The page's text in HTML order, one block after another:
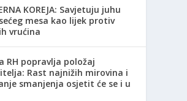
KOREJA: Savjetuju juhu
mesa kao lijek protiv
vrućina
RH popravlja položaj
Rast najnižih mirovina i
smanjenja osjetit će se i u